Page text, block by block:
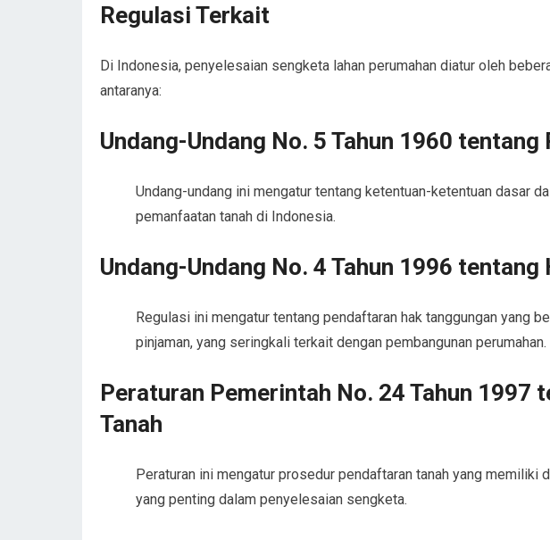
Regulasi Terkait
Di Indonesia, penyelesaian sengketa lahan perumahan diatur oleh
antaranya:
Undang-Undang No. 5 Tahun 1960
Undang-undang ini mengatur tentang ketentuan-ketentuan dasar
pemanfaatan tanah di Indonesia.
Undang-Undang No. 4 Tahun 1996 tentang
Regulasi ini mengatur tentang pendaftaran hak tanggungan yang
pinjaman, yang seringkali terkait dengan pembangunan perumahan.
Peraturan Pemerintah No. 24 Tahun 1997
Tanah
Peraturan ini mengatur prosedur pendaftaran tanah yang memiliki
yang penting dalam penyelesaian sengketa.